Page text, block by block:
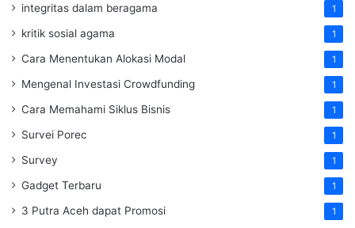
integritas dalam beragama 1
kritik sosial agama 1
Cara Menentukan Alokasi Modal 1
Mengenal Investasi Crowdfunding 1
Cara Memahami Siklus Bisnis 1
Survei Porec 1
Survey 1
Gadget Terbaru 1
3 Putra Aceh dapat Promosi 1